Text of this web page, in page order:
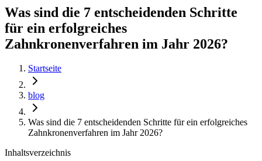
Was sind die 7 entscheidenden Schritte
für ein erfolgreiches
Zahnkronenverfahren im Jahr 2026?
Startseite
blog
Was sind die 7 entscheidenden Schritte für ein erfolgreiches
Zahnkronenverfahren im Jahr 2026?
Inhaltsverzeichnis